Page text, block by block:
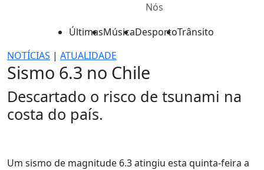
Nós
ÚltimasMúsicaDesportoTrânsito
NOTÍCIAS | ATUALIDADE
Sismo 6.3 no Chile
Descartado o risco de tsunami na
costa do país.
Um sismo de magnitude 6.3 atingiu esta quinta-feira a